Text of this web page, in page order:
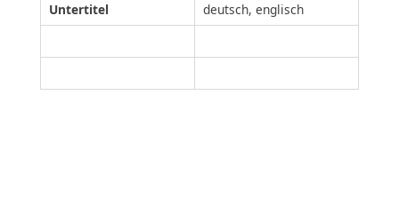
Untertitel
deutsch, englisch